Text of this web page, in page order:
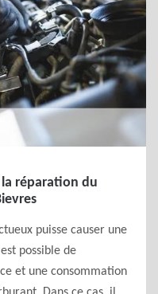
réparation du
puisse causer une
possible de
et une consommation